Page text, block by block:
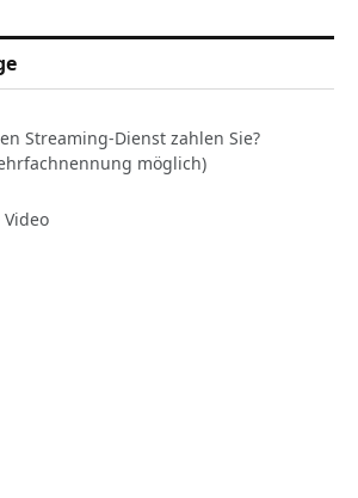
Streaming-Dienst zahlen Sie?
möglich)